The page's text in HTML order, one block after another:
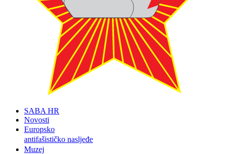
SABA HR
Novosti
Europsko
antifašističko nasljeđe
Muzej